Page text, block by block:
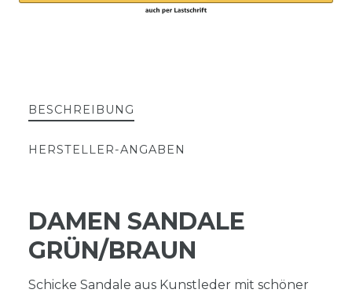
BESCHREIBUNG
HERSTELLER-ANGABEN
DAMEN SANDALE
GRÜN/BRAUN
Schicke Sandale aus Kunstleder mit schöner